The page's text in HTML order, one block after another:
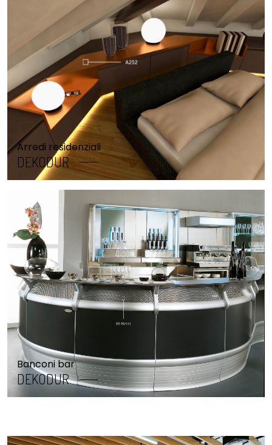
Arredi residenziali
DEKODUR
Banconi bar
DEKODUR